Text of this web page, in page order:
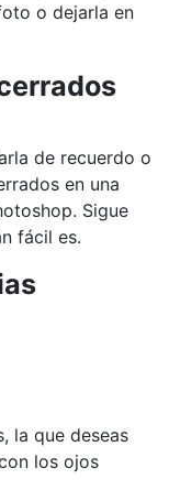
o dejarla en
de recuerdo o
en una
Sigue
fácil es.
la que deseas
los ojos